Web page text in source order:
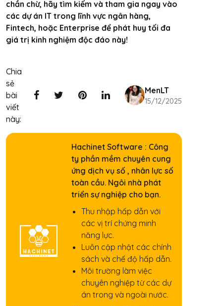
chần chừ, hãy tìm kiếm và tham gia ngay vào
các dự án IT trong lĩnh vực ngân hàng,
Fintech, hoặc Enterprise để phát huy tối đa
giá trị kinh nghiệm độc đáo này!
Chia
sẻ
bài
viết
này:
MenLT
15/12/2025
Hachinet Software : Công
ty phần mềm chuyên cung
ứng dịch vụ số , nhân lực số
toàn cầu. Ngôi nhà phát
triển sự nghiệp cho bạn.
Thu nhập hấp dẫn với
các vị trí chứng minh
năng lực.
Luôn cập nhật các chính
sách và chế độ hấp dẫn.
Môi trường làm việc
chuyên nghiệp từ các dự
án trong và ngoài nước.